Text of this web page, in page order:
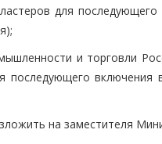
для
и торговли
включения
на заместителя